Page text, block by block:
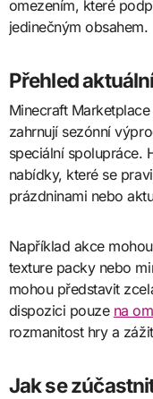
omezením, které
jedinečným obsahem.
Přehled
Minecraft
zahrnují sezónní
speciální spolupráce.
nabídky, které se
prázdninami nebo
Například akce
texture packy nebo
mohou představit
dispozici pouze na
rozmanitost hry a
Jak se